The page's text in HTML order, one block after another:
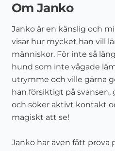
Om Janko
Janko är en känslig och
visar hur mycket han vill
människor. För inte så
hund som inte vågade
utrymme och ville gärna
han försiktigt på
och söker aktivt kontakt
magiskt att se!
Janko har även fått prova